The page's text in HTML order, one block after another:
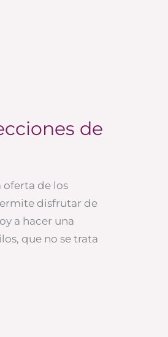
de
oferta de los
disfrutar de
a hacer una
que no se trata